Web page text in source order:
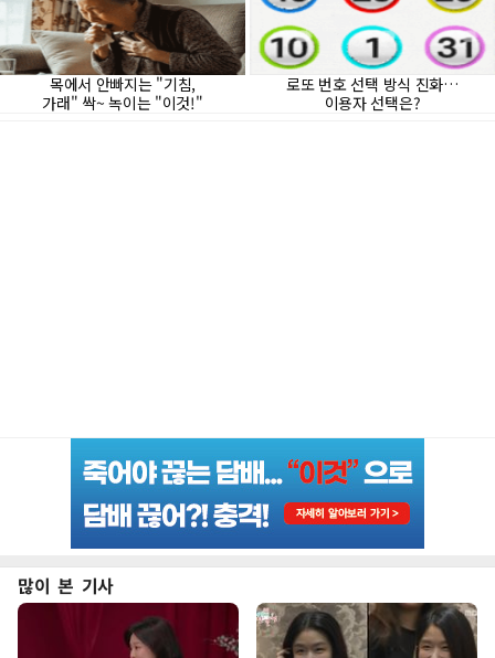
많이 본 기사